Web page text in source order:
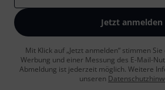
Jetzt anmelden
Mit Klick auf „Jetzt anmelden“ stimmen
Werbung und einer Messung des E-Mail-
Abmeldung ist jederzeit möglich. Weitere
unseren